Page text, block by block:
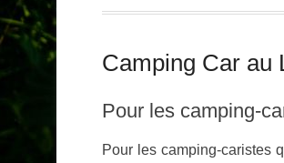
Camping Car au
Pour les camping-
Pour les camping-caristes